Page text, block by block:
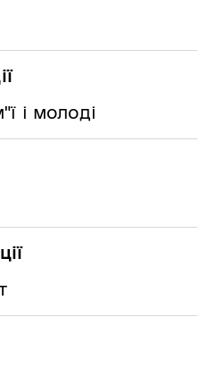
і молоді